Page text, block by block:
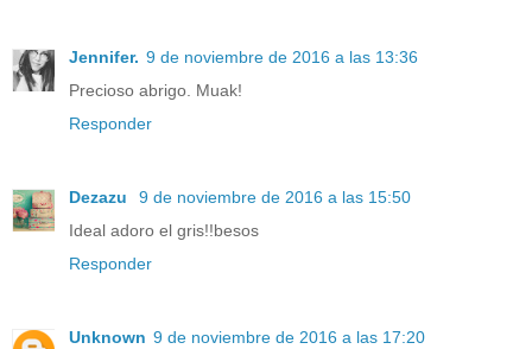
Jennifer. 9 de noviembre de 2016 a las 13:36
Precioso abrigo. Muak!
Responder
Dezazu
9 de noviembre de 2016 a las 15:50
Ideal adoro el gris!!besos
Responder
Unknown 9 de noviembre de 2016 a las 17:20